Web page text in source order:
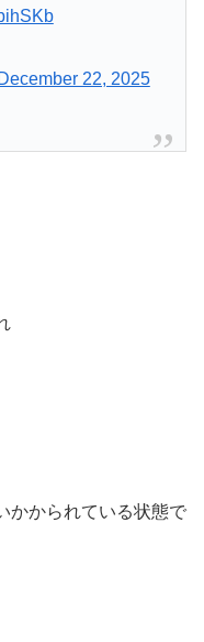
December 22, 2025
かかられている状態で